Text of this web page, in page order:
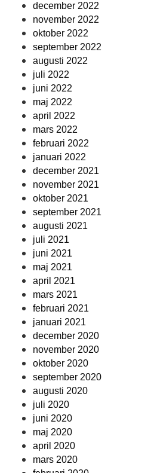
december 2022
november 2022
oktober 2022
september 2022
augusti 2022
juli 2022
juni 2022
maj 2022
april 2022
mars 2022
februari 2022
januari 2022
december 2021
november 2021
oktober 2021
september 2021
augusti 2021
juli 2021
juni 2021
maj 2021
april 2021
mars 2021
februari 2021
januari 2021
december 2020
november 2020
oktober 2020
september 2020
augusti 2020
juli 2020
juni 2020
maj 2020
april 2020
mars 2020